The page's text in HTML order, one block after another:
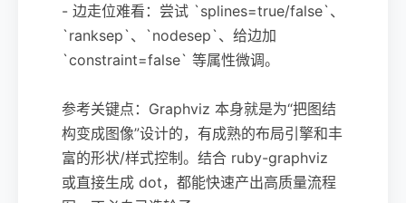
- 边走位难看：尝试 `splines=true/false`、
`ranksep`、`nodesep`、给边加
`constraint=false` 等属性微调。
参考关键点：Graphviz 本身就是为“把图结
构变成图像”设计的，有成熟的布局引擎和丰
富的形状/样式控制。结合 ruby-graphviz
或直接生成 dot，都能快速产出高质量流程